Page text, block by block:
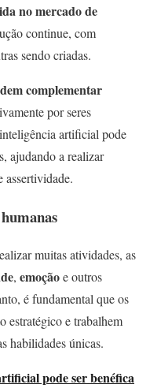
no mercado de
continue, com
sendo criadas.
complementar
por seres
artificial pode
ajudando a realizar
assertividade.
muitas atividades, as
, emoçãoe outros
é fundamental que os
estratégico e trabalhem
habilidades únicas.
pode ser benéfica